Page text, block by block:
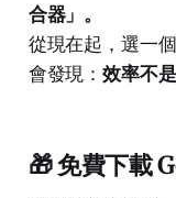
合器」。
從現在起，選一
會發現：效率不
🎁 免費下載